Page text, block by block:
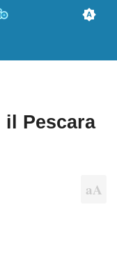
Pescara